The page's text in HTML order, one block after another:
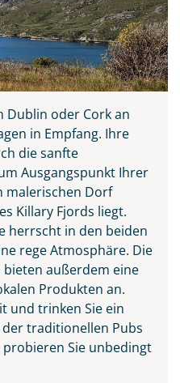
Dublin oder Cork an
in Empfang. Ihre
die sanfte
Ausgangspunkt Ihrer
malerischen Dorf
Killary Fjords liegt.
herrscht in den beiden
rege Atmosphäre. Die
außerdem eine
Produkten an.
und trinken Sie ein
traditionellen Pubs
Sie unbedingt